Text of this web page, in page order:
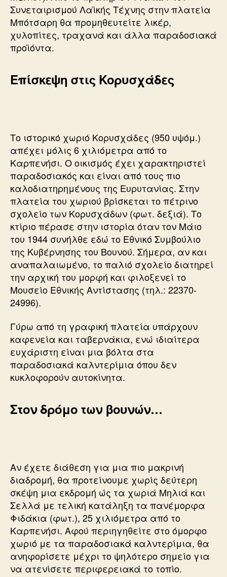
Συνεταιρισμού Λαϊκής Τέχνης στην πλατεία
Μπότσαρη θα προμηθευτείτε λικέρ,
χυλοπίτες, τραχανά και άλλα παραδοσιακά
προϊόντα.
Επίσκεψη στις Κορυσχάδες
Το ιστορικό χωριό Κορυσχάδες (950 υψόμ.)
απέχει μόλις 6 χιλιόμετρα από το
Καρπενήσι. Ο οικισμός έχει χαρακτηριστεί
παραδοσιακός και είναι από τους πιο
καλοδιατηρημένους της Ευρυτανίας. Στην
πλατεία του χωριού βρίσκεται το πέτρινο
σχολείο των Κορυσχάδων (φωτ. δεξιά). Το
κτίριο πέρασε στην ιστορία όταν τον Μάιο
του 1944 συνήλθε εδώ το Εθνικό Συμβούλιο
της Κυβέρνησης του Βουνού. Σήμερα, αν και
αναπαλαιωμένο, το παλιό σχολείο διατηρεί
την αρχική του μορφή και φιλοξενεί το
Μουσείο Εθνικής Αντίστασης (τηλ.: 22370-
24996).
Γύρω από τη γραφική πλατεία υπάρχουν
καφενεία και ταβερνάκια, ενώ ιδιαίτερα
ευχάριστη είναι μια βόλτα στα
παραδοσιακά καλντερίμια όπου δεν
κυκλοφορούν αυτοκίνητα.
Στον δρόμο των βουνών…
Αν έχετε διάθεση για μια πιο μακρινή
διαδρομή, θα προτείνουμε χωρίς δεύτερη
σκέψη μια εκδρομή ώς τα χωριά Μηλιά και
Σελλά με τελική κατάληξη τα πανέμορφα
Φιδάκια (φωτ.), 25 χιλιόμετρα από το
Καρπενήσι. Αφού περιηγηθείτε στο όμορφο
χωριό με τα παραδοσιακά καλντερίμια, θα
ανηφορίσετε μέχρι το ψηλότερο σημείο για
να ατενίσετε περιφερειακά το τοπίο.